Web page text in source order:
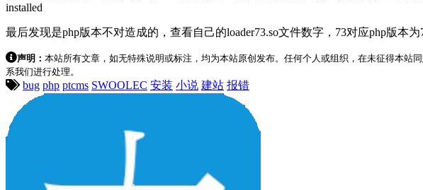
installed
最后发现是php版本不对造成的，查看自己的loader73.so文件数字，73对应php版本为
声明： 本站所有文章，如无特殊说明或标注，均为本站原创发布。任何个人或组织，在未征得本
系我们进行处理。
bug php ptcms SWOOLEC 安装 小说 建站 报错